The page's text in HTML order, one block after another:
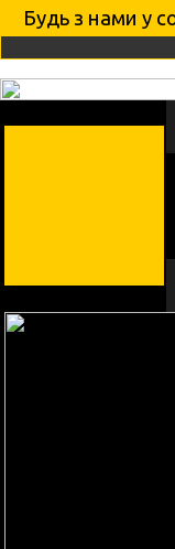
Будь з нами у